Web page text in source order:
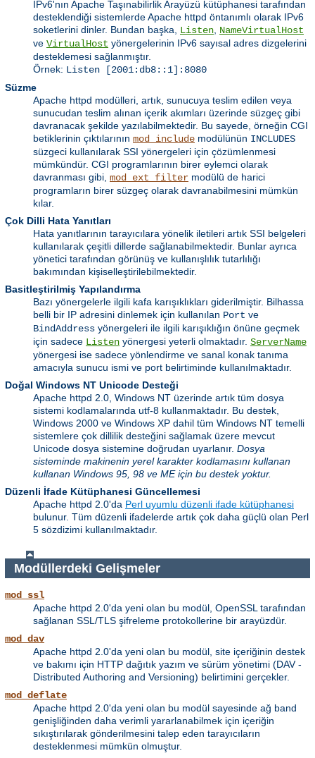
IPv6'nın Apache Taşınabilirlik Arayüzü kütüphanesi tarafından
desteklendiği sistemlerde Apache httpd öntanımlı olarak IPv6
soketlerini dinler. Bundan başka, Listen NameVirtualHost
ve VirtualHost yönergelerinin IPv6 sayısal adres dizgelerini
desteklemesi sağlanmıştır.
Örnek: Listen [2001:db8::1]:8080
Süzme
Apache httpd modülleri, artık, sunucuya teslim edilen veya
sunucudan teslim alınan içerik akımları üzerinde süzgeç gibi
davranacak şekilde yazılabilmektedir. Bu sayede, örneğin CGI
betiklerinin çıktılarının mod_include modülünün INCLUDES
süzgeci kullanılarak SSI yönergeleri için çözümlenmesi
mümkündür. CGI programlarının birer eylemci olarak
davranması gibi, mod_ext_filter modülü de harici
programların birer süzgeç olarak davranabilmesini mümkün
kılar.
Çok Dilli Hata Yanıtları
Hata yanıtlarının tarayıcılara yönelik iletileri artık SSI belgeleri
kullanılarak çeşitli dillerde sağlanabilmektedir. Bunlar ayrıca
yönetici tarafından görünüş ve kullanışlılık tutarlılığı
bakımından kişiselleştirilebilmektedir.
Basitleştirilmiş Yapılandırma
Bazı yönergelerle ilgili kafa karışıklıkları giderilmiştir. Bilhassa
belli bir IP adresini dinlemek için kullanılan Port ve
BindAddress yönergeleri ile ilgili karışıklığın önüne geçmek
için sadece Listen yönergesi yeterli olmaktadır. ServerName
yönergesi ise sadece yönlendirme ve sanal konak tanıma
amacıyla sunucu ismi ve port belirtiminde kullanılmaktadır.
Doğal Windows NT Unicode Desteği
Apache httpd 2.0, Windows NT üzerinde artık tüm dosya
sistemi kodlamalarında utf-8 kullanmaktadır. Bu destek,
Windows 2000 ve Windows XP dahil tüm Windows NT temelli
sistemlere çok dillilik desteğini sağlamak üzere mevcut
Unicode dosya sistemine doğrudan uyarlanır. Dosya
sisteminde makinenin yerel karakter kodlamasını kullanan
kullanan Windows 95, 98 ve ME için bu destek yoktur.
Düzenli İfade Kütüphanesi Güncellemesi
Apache httpd 2.0'da Perl uyumlu düzenli ifade kütüphanesi
bulunur. Tüm düzenli ifadelerde artık çok daha güçlü olan Perl
5 sözdizimi kullanılmaktadır.
Modüllerdeki Gelişmeler
mod_ssl
Apache httpd 2.0'da yeni olan bu modül, OpenSSL tarafından
sağlanan SSL/TLS şifreleme protokollerine bir arayüzdür.
mod_dav
Apache httpd 2.0'da yeni olan bu modül, site içeriğinin destek
ve bakımı için HTTP dağıtık yazım ve sürüm yönetimi (DAV -
Distributed Authoring and Versioning) belirtimini gerçekler.
mod_deflate
Apache httpd 2.0'da yeni olan bu modül sayesinde ağ band
genişliğinden daha verimli yararlanabilmek için içeriğin
sıkıştırılarak gönderilmesini talep eden tarayıcıların
desteklenmesi mümkün olmuştur.